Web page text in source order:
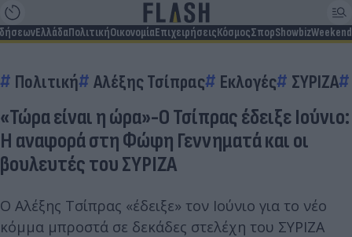
ΕλλάδαΠολιτικήΟικονομίαΕπιχειρήσειςΚόσμοςΣπορShowbizWeekend
Πολιτική Αλέξης Τσίπρας Εκλογές ΣΥΡΙΖΑ
«Τώρα είναι η ώρα»-Ο Τσίπρας έδειξε Ιούνιο:
Η αναφορά στη Φώφη Γεννηματά και οι
βουλευτές του ΣΥΡΙΖΑ
Ο Αλέξης Τσίπρας «έδειξε» τον Ιούνιο για το νέο
κόμμα μπροστά σε δεκάδες στελέχη του ΣΥΡΙΖΑ